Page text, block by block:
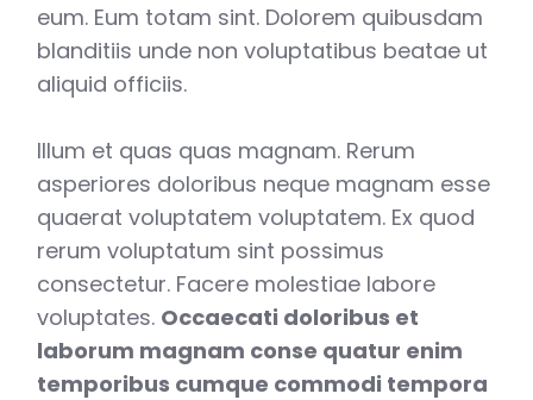
eum. Eum totam sint. Dolorem quibusdam
blanditiis unde non voluptatibus beatae ut
aliquid officiis.
Illum et quas quas magnam. Rerum
asperiores doloribus neque magnam esse
quaerat voluptatem voluptatem. Ex quod
rerum voluptatum sint possimus
consectetur. Facere molestiae labore
voluptates. Occaecati doloribus et
laborum magnam conse quatur enim
temporibus cumque commodi tempora